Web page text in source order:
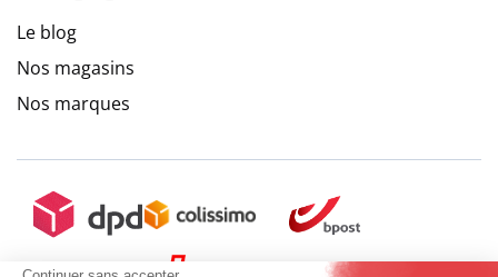
Le blog
Nos magasins
Nos marques